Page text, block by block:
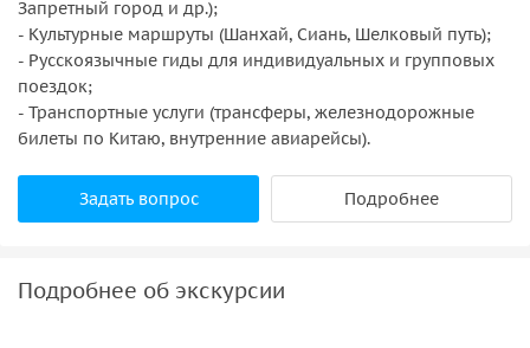
Запретный город и др.);
- Культурные маршруты (Шанхай, Сиань, Шелковый путь);
- Русскоязычные гиды для индивидуальных и групповых
поездок;
- Транспортные услуги (трансферы, железнодорожные
билеты по Китаю, внутренние авиарейсы).
Задать вопрос Подробнее
Подробнее об экскурсии